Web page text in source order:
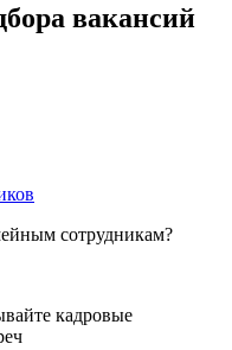
вакансий
сотрудникам?
кадровые